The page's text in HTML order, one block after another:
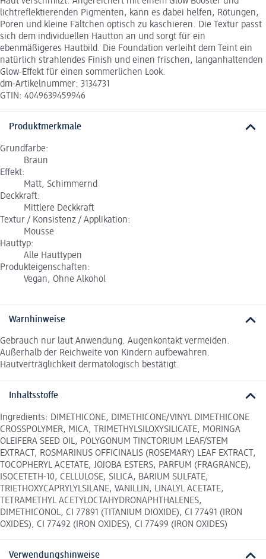
lichtreflektierenden Pigmenten, kann es dabei helfen, Rötungen,
Poren und kleine Fältchen optisch zu kaschieren. Die Textur passt
sich dem individuellen Hautton an und sorgt für ein
ebenmäßigeres Hautbild. Die Foundation verleiht dem Teint ein
natürlich strahlendes Finish und einen frischen, langanhaltenden
Glow-Effekt für einen sommerlichen Look.
dm-Artikelnummer: 3134731
GTIN: 4049639459946
Produktmerkmale
Grundfarbe:
Braun
Effekt:
Matt, Schimmernd
Deckkraft:
Mittlere Deckkraft
Textur / Konsistenz / Applikation:
Mousse
Hauttyp:
Alle Hauttypen
Produkteigenschaften:
Vegan, Ohne Alkohol
Warnhinweise
Gebrauch nur laut Anwendung. Augenkontakt vermeiden.
Außerhalb der Reichweite von Kindern aufbewahren.
Hautverträglichkeit dermatologisch bestätigt.
Inhaltsstoffe
Ingredients: DIMETHICONE, DIMETHICONE/VINYL DIMETHICONE
CROSSPOLYMER, MICA, TRIMETHYLSILOXYSILICATE, MORINGA
OLEIFERA SEED OIL, POLYGONUM TINCTORIUM LEAF/STEM
EXTRACT, ROSMARINUS OFFICINALIS (ROSEMARY) LEAF EXTRACT,
TOCOPHERYL ACETATE, JOJOBA ESTERS, PARFUM (FRAGRANCE),
ISOCETETH-10, CELLULOSE, SILICA, BARIUM SULFATE,
TRIETHOXYCAPRYLYLSILANE, VANILLIN, LINALYL ACETATE,
TETRAMETHYL ACETYLOCTAHYDRONAPHTHALENES,
DIMETHICONOL, CI 77891 (TITANIUM DIOXIDE), CI 77491 (IRON
OXIDES), CI 77492 (IRON OXIDES), CI 77499 (IRON OXIDES)
Verwendungshinweise